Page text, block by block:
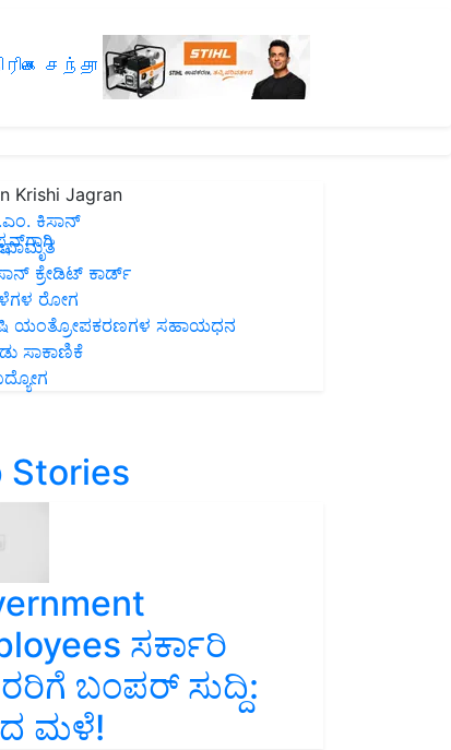
சந்தா
Krishi Jagran
ಕಿಸಾನ್
ಕ್ರೇಡಿಟ್ ಕಾರ್ಡ್
ರೋಗ
ಯಂತ್ರೋಪಕರಣಗಳ ಸಹಾಯಧನ
ಸಾಕಾಣಿಕೆ
Stories
ಸರ್ಕಾರಿ
ಬಂಪರ್‌ ಸುದ್ದಿ:
ಮಳೆ!